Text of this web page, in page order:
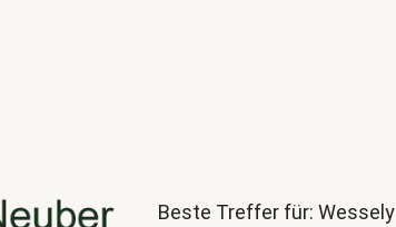
Beste Treffer für: Wessely